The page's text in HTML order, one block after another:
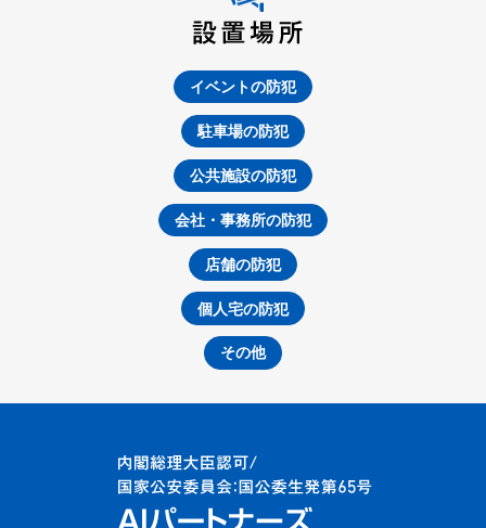
イベントの防犯
駐車場の防犯
公共施設の防犯
会社・事務所の防犯
店舗の防犯
個人宅の防犯
その他